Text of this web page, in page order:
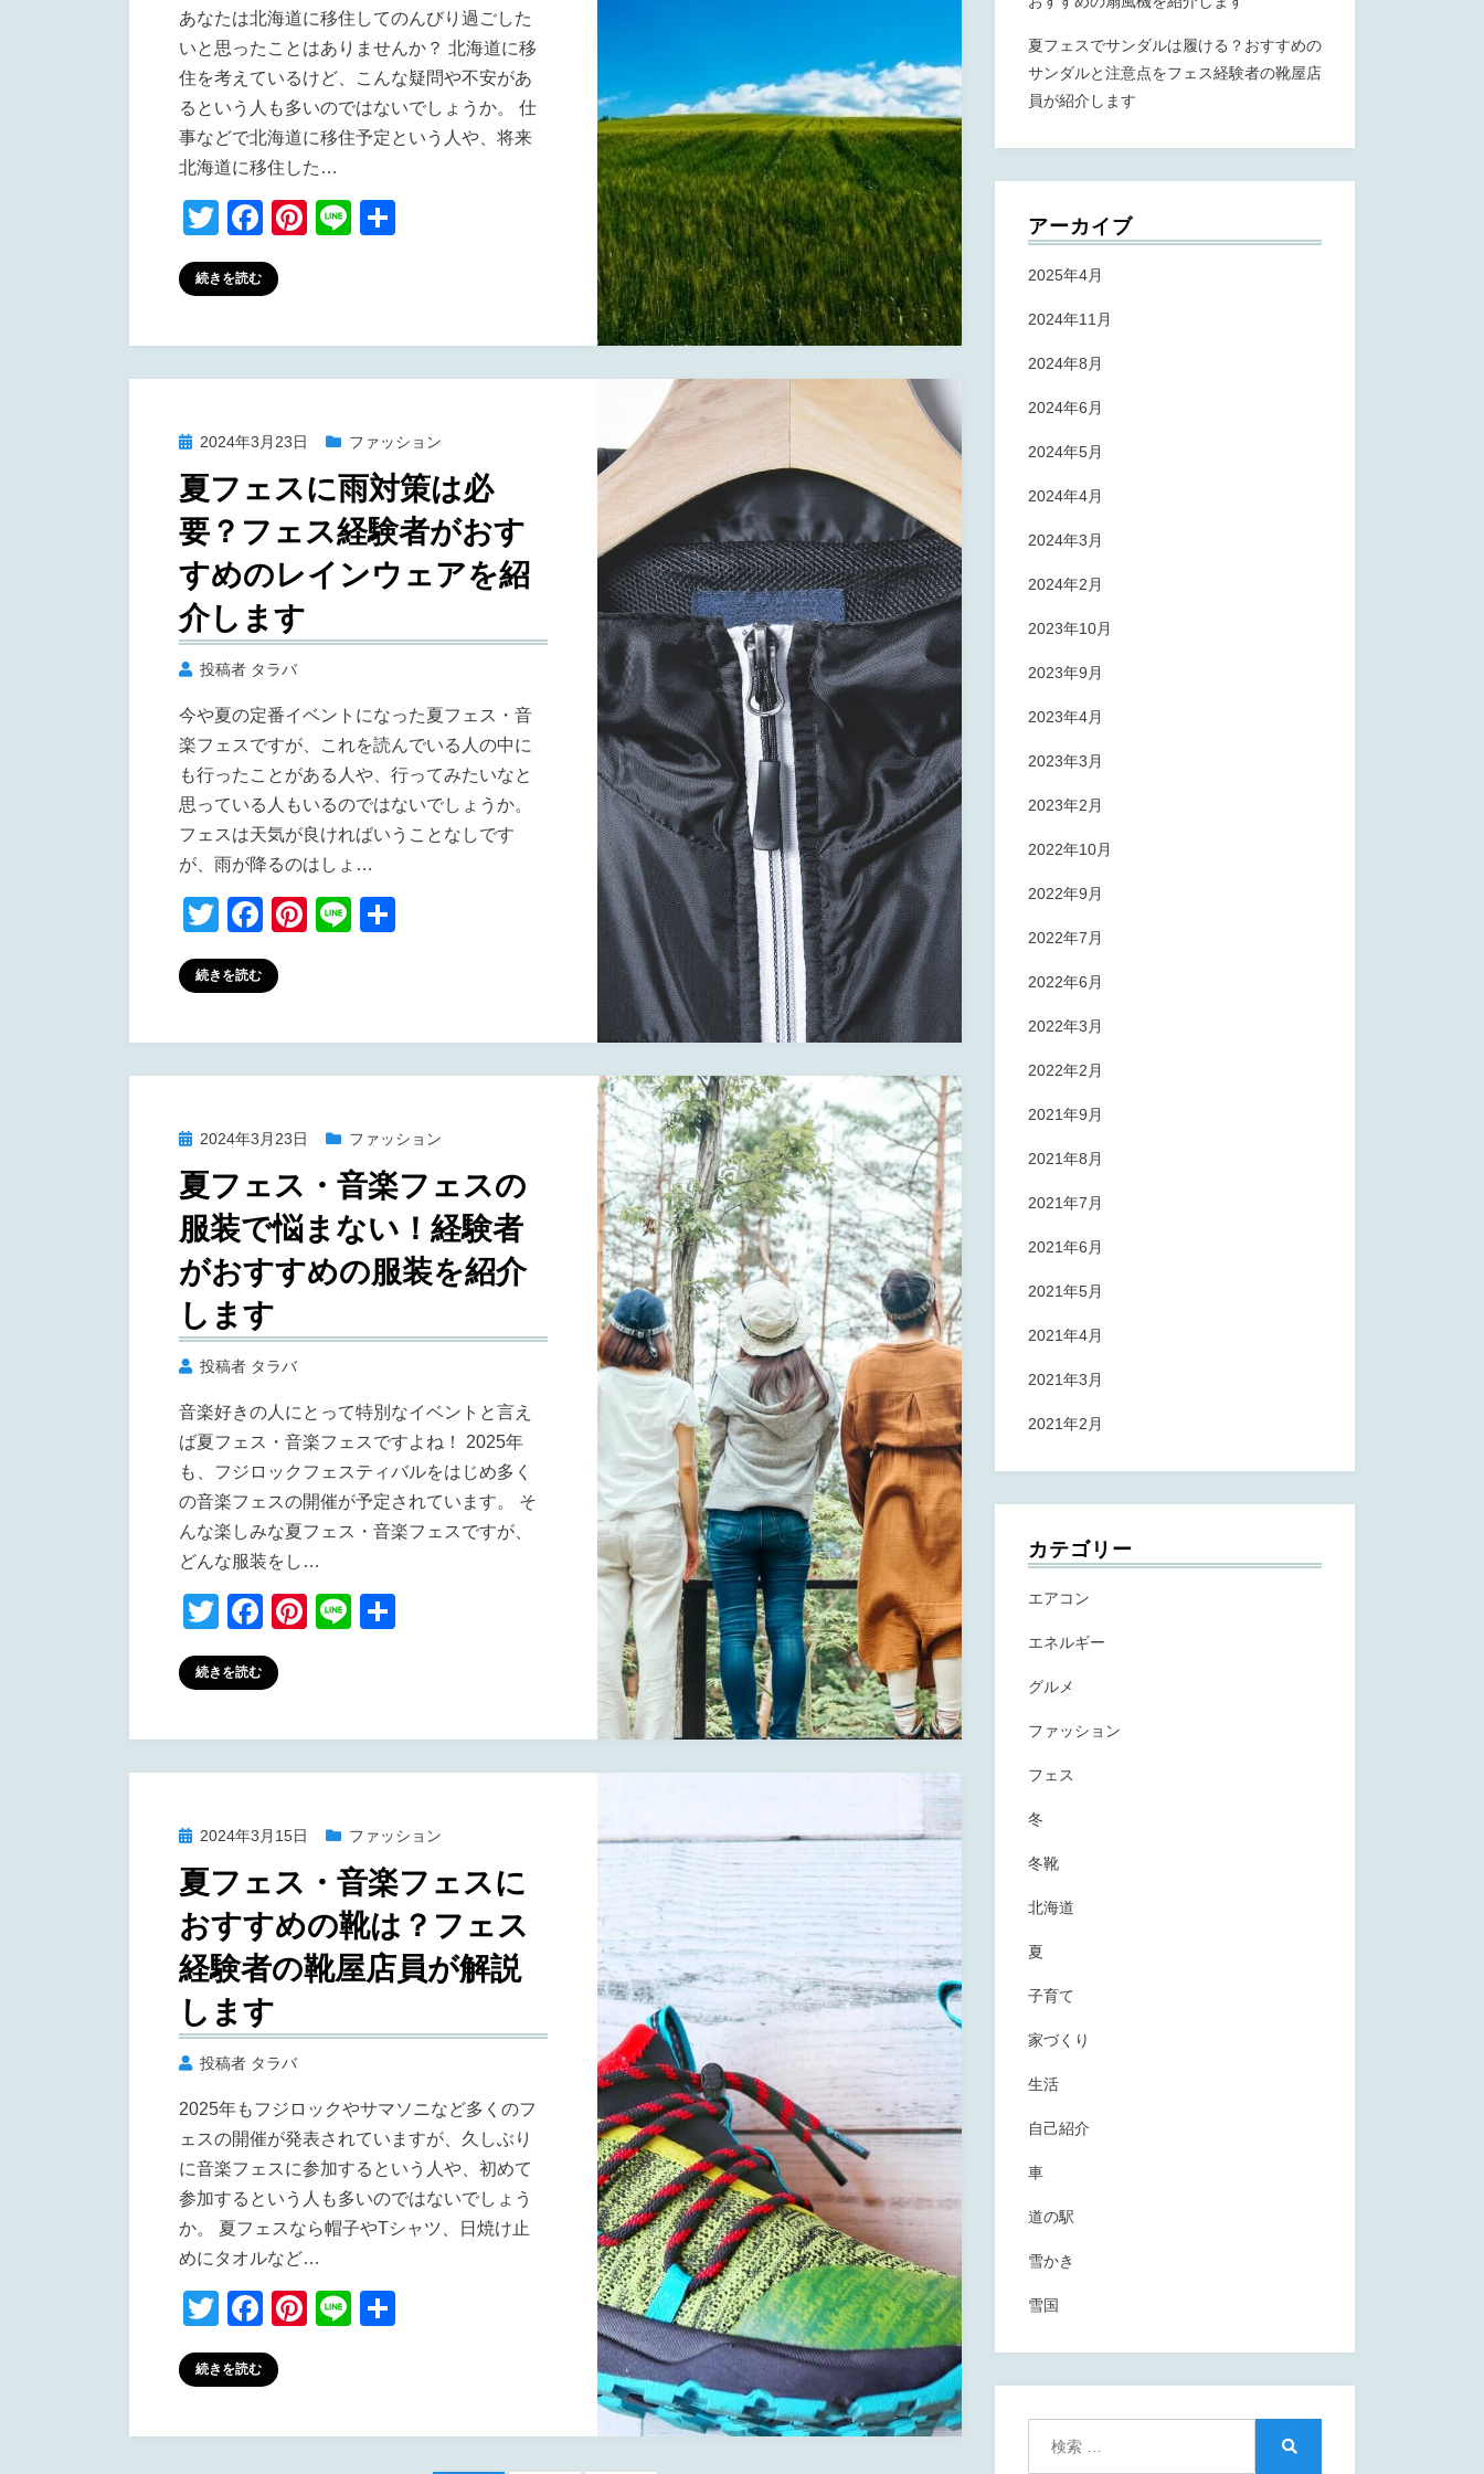
道
の
移
住
先
す
選
住
み
や
す
に
あなたは北海道に移住してのんびり過ごした
いと思ったことはありませんか？ 北海道に移
住を考えているけど、こんな疑問や不安があ
るという人も多いのではないでしょうか。 仕
事などで北海道に移住予定という人や、将来
北海道に移住した…
T
wi
tt
F
a
c
b
o
Pi
st
Li
続きを読む
投
日:
2024年3月23日 ファッション
夏フェスに雨対策は必
要？フェス経験者がおす
すめのレインウェアを紹
介します
投稿者 タラバ
今や夏の定番イベントになった夏フェス・音
楽フェスですが、これを読んでいる人の中に
も行ったことがある人や、行ってみたいなと
思っている人もいるのではないでしょうか。
フェスは天気が良ければいうことなしです
が、雨が降るのはしょ…
T
wi
tt
F
a
c
b
o
Pi
st
Li
続きを読む
投
日:
2024年3月23日 ファッション
夏フェス・音楽フェスの
服装で悩まない！経験者
がおすすめの服装を紹介
します
投稿者 タラバ
音楽好きの人にとって特別なイベントと言え
ば夏フェス・音楽フェスですよね！ 2025年
も、フジロックフェスティバルをはじめ多く
の音楽フェスの開催が予定されています。 そ
んな楽しみな夏フェス・音楽フェスですが、
どんな服装をし…
T
wi
tt
F
a
c
b
o
Pi
st
Li
続きを読む
投
日:
2024年3月15日 ファッション
夏フェス・音楽フェスに
おすすめの靴は？フェス
経験者の靴屋店員が解説
します
投稿者 タラバ
2025年もフジロックやサマソニなど多くのフ
ェスの開催が発表されていますが、久しぶり
に音楽フェスに参加するという人や、初めて
参加するという人も多いのではないでしょう
か。 夏フェスなら帽子やTシャツ、日焼け止
めにタオルなど…
T
wi
tt
F
a
c
b
Pi
st
Li
続きを読む
夏フェスでサンダルは履ける？おすすめの
サンダルと注意点をフェス経験者の靴屋店
員が紹介します
アーカイブ
2025年4月
2024年11月
2024年8月
2024年6月
2024年5月
2024年4月
2024年3月
2024年2月
2023年10月
2023年9月
2023年4月
2023年3月
2023年2月
2022年10月
2022年9月
2022年7月
2022年6月
2022年3月
2022年2月
2021年9月
2021年8月
2021年7月
2021年6月
2021年5月
2021年4月
2021年3月
2021年2月
カテゴリー
エアコン
エネルギー
グルメ
ファッション
フェス
冬
冬靴
北海道
夏
子育て
家づくり
生活
自己紹介
車
道の駅
雪かき
雪国